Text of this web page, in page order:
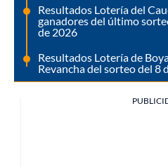
Resultados Lotería del
ganadores del último
de 2026
Resultados Lotería de
Revancha del sorteo del 8